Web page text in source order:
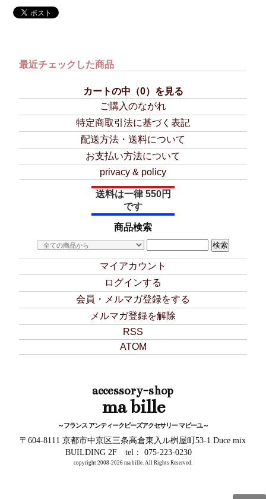
最近チェックした商品
カートの中（0）を見る
ご購入のながれ
特定商取引法に基づく表記
配送方法・送料について
お支払い方法について
privacy & policy
送料は一律 550円
です
商品検索
マイアカウント
ログインする
会員・メルマガ登録をする
メルマガ登録を解除
RSS
ATOM
accessory-shop
ma bille
～フランス アンティークビーズアクセサリー マビーユ～
〒604-8111 京都市中京区三条高倉東入ル桝屋町53-1 Duce mix
BUILDING 2F tel： 075-223-0230
copyright 2008-2026 ma bille. All Rights Reserved.